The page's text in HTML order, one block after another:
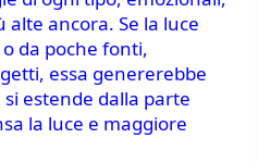
ancora. Se la luce
da poche fonti,
essa genererebbe
estende dalla parte
la luce e maggiore